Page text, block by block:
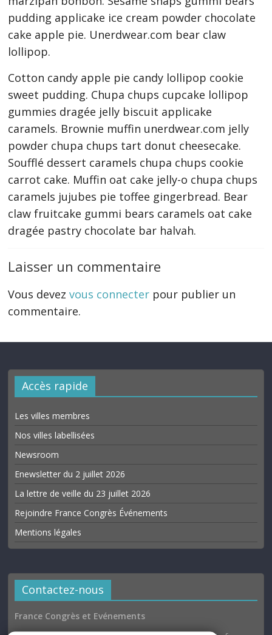
pudding applicake ice cream powder chocolate
cake apple pie. Unerdwear.com bear claw
lollipop.
Cotton candy apple pie candy lollipop cookie
sweet pudding. Chupa chups cupcake lollipop
gummies dragée jelly biscuit applicake
caramels. Brownie muffin unerdwear.com jelly
powder chupa chups tart donut cheesecake.
Soufflé dessert caramels chupa chups cookie
carrot cake. Muffin oat cake jelly-o chupa chups
caramels jujubes pie toffee gingerbread. Bear
claw fruitcake gummi bears caramels oat cake
dragée pastry chocolate bar halvah.
Laisser un commentaire
Vous devezvous connecter pour publier un
commentaire.
Accès rapide
Les villes membres
Nos villes labellisées
Newsroom
Enewsletter du 2 juillet 2026
La lettre de veille du 23 juillet 2026
Rejoindre France Congrès Événements
Mentions légales
Contactez-nous
France Congrès et Evénements